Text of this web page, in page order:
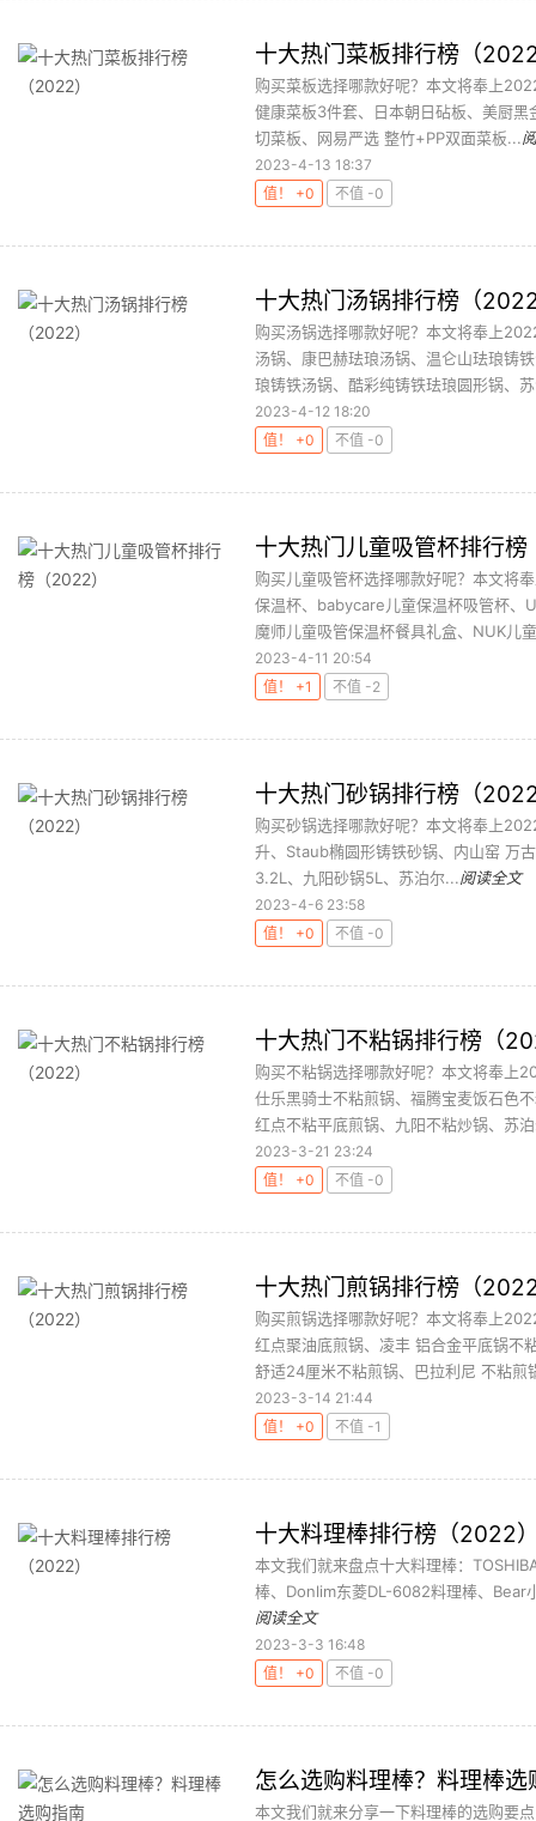
十大热门菜板排行榜（
购买菜板选择哪款好呢？本文将奉上
健康菜板3件套、日本朝日砧板、美厨
切菜板、网易严选 整竹+PP双面菜板...
2023-4-13 18:37
值！ +0
不值 -0
十大热门汤锅排行榜（
购买汤锅选择哪款好呢？本文将奉上
汤锅、康巴赫珐琅汤锅、温仑山珐琅铸
琅铸铁汤锅、酷彩纯铸铁珐琅圆形锅、
2023-4-12 18:20
值！ +0
不值 -0
十大热门儿童吸管杯排行
购买儿童吸管杯选择哪款好呢？本文将
保温杯、babycare儿童保温杯吸管杯、
魔师儿童吸管保温杯餐具礼盒、NUK儿
2023-4-11 20:54
值！ +1
不值 -2
十大热门砂锅排行榜（
购买砂锅选择哪款好呢？本文将奉上
升、Staub椭圆形铸铁砂锅、内山窑 万
3.2L、九阳砂锅5L、苏泊尔...阅读全文
2023-4-6 23:58
值！ +0
不值 -0
十大热门不粘锅排行榜（
购买不粘锅选择哪款好呢？本文将奉上
仕乐黑骑士不粘煎锅、福腾宝麦饭石色
红点不粘平底煎锅、九阳不粘炒锅、苏
2023-3-21 23:24
值！ +0
不值 -0
十大热门煎锅排行榜（
购买煎锅选择哪款好呢？本文将奉上
红点聚油底煎锅、凌丰 铝合金平底锅不
舒适24厘米不粘煎锅、巴拉利尼 不粘煎
2023-3-14 21:44
值！ +0
不值 -1
十大料理棒排行榜（2022
本文我们就来盘点十大料理棒：
棒、Donlim东菱DL-6082料理棒、
阅读全文
2023-3-3 16:48
值！ +0
不值 -0
怎么选购料理棒？料理棒选
本文我们就来分享一下料理棒的选购要